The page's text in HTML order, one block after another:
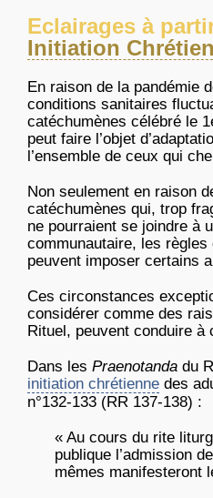
Eclairages à
Initiation
En raison de la pandémie
conditions sanitaires
catéchumènes célébré le
peut faire l’objet
l’ensemble de ceux qui
Non seulement en raison
catéchumènes qui, trop
ne pourraient se joindre à
communautaire, les règles
peuvent imposer certains
Ces circonstances
considérer comme des
Rituel, peuvent conduire à
Dans les Praenotanda du
initiation chrétienne des
n°132-133 (RR 137-138) :
« Au cours du rite
publique l’admission
mêmes manifesteront